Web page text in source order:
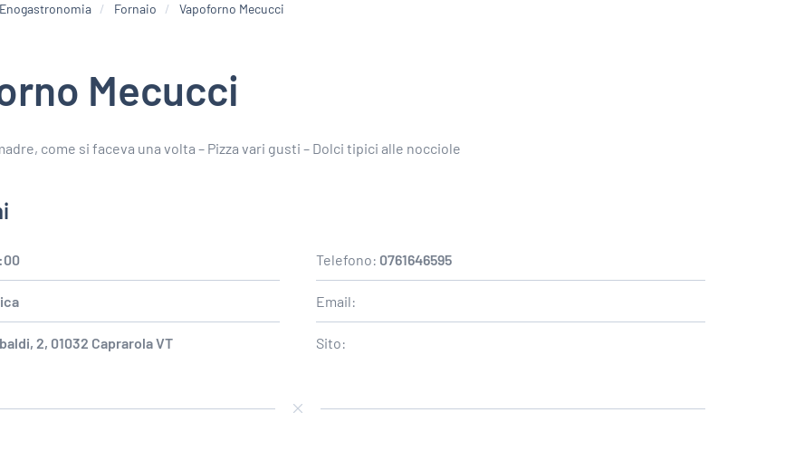
Enogastronomia Fornaio Vapoforno Mecucci
Mecucci
come si faceva una volta – Pizza vari gusti – Dolci tipici alle nocciole
2, 01032 Caprarola VT
Telefono: 0761646595
Email:
Sito: